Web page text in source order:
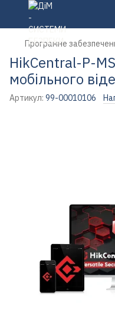
Програмне
HikCentral-P-
мобільного
Артикул: 99-00010106